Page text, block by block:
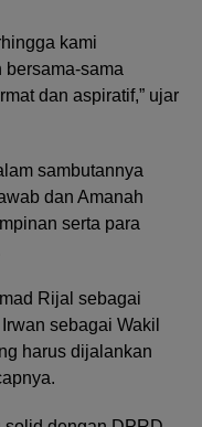
kami
bersama-sama
dan aspiratif,” ujar
sambutannya
dan Amanah
serta para
Rijal sebagai
sebagai Wakil
harus dijalankan